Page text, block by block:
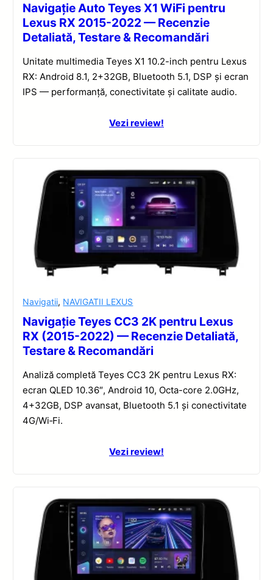
Navigație Auto Teyes X1 WiFi pentru
Lexus RX 2015-2022 — Recenzie
Detaliată, Testare & Recomandări
Unitate multimedia Teyes X1 10.2-inch pentru Lexus
RX: Android 8.1, 2+32GB, Bluetooth 5.1, DSP și ecran
IPS — performanță, conectivitate și calitate audio.
Vezi review!
Navigatii, NAVIGATII LEXUS
Navigație Teyes CC3 2K pentru Lexus
RX (2015-2022) — Recenzie Detaliată,
Testare & Recomandări
Analiză completă Teyes CC3 2K pentru Lexus RX:
ecran QLED 10.36″, Android 10, Octa-core 2.0GHz,
4+32GB, DSP avansat, Bluetooth 5.1 și conectivitate
4G/Wi‑Fi.
Vezi review!